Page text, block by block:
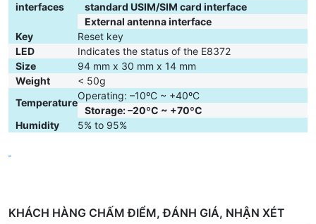
Thiết bị hỗ trợ LTE CAT4 giúp bạn kết nối Internet nhanh chóng,
mượt mà tốc độ download 150Mbps, tốc độ Upload 50Mbps.
Kết nối Internet tốc độ cao có thể phát wifi 10 thiết bị cùng kết
nối vẫn đảm bảo đường truyền nhanh, ổn định.
Thiết bị có thể dùng cho tất cả các sim của các nhà mạng
3G/4G LTE trong nước cũng như quốc tế khác nhau giúp bạn sử
dụng dễ dàng.
interfaces
standard USIM/SIM card interface
External antenna interface
Key
Reset key
LED
Indicates the status of the E8372
Size
94 mm x 30 mm x 14 mm
Weight
< 50g
Temperature
Operating: –10ºC ~ +40ºC
Storage: –20ºC ~ +70ºC
Humidity
5% to 95%
KHÁCH HÀNG CHẤM ĐIỂM, ĐÁNH GIÁ, NHẬN XÉT